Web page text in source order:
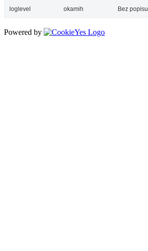
loglevel okamih Bez popisu
Powered by